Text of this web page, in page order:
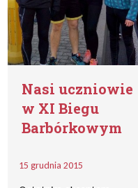
Nasi uczniowie
w XI Biegu
Barbórkowym
15 grudnia 2015